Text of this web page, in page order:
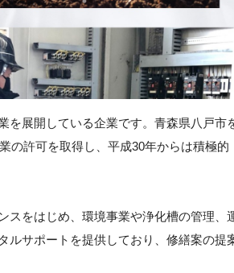
を展開している企業です。青森県八戸市
の許可を取得し、平成30年からは積極的
スをはじめ、環境事業や浄化槽の管理、
ルサポートを提供しており、修繕案の提